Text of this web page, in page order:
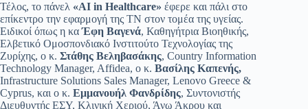
Τέλος, το πάνελ «AI in Healthcare» έφερε και πάλι στο
επίκεντρο την εφαρμογή της ΤΝ στον τομέα της υγείας.
Ειδικοί όπως η καΈφη Βαγενά, Καθηγήτρια Βιοηθικής,
Ελβετικό Ομοσπονδιακό Ινστιτούτο Τεχνολογίας της
Ζυρίχης, ο κ. Στάθης Βεληβασάκης, Country Information
Technology Manager, Affidea, ο κ. Βασίλης Καπενής,
Infrastructure Solutions Sales Manager, Lenovo Greece &
Cyprus, και ο κ. Εμμανουήλ Φανδρίδης, Συντονιστής
Διευθυντής ΕΣΥ, Κλινική Χεριού, Άνω Άκρου και